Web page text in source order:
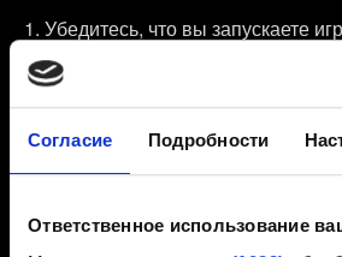
Согласие Подробности
Ответственное использование
Убедитесь, что вы запускаете
REDlauncher — он открывается,
Играть
Войдите в REDlauncher под
Сделайте чистую установку